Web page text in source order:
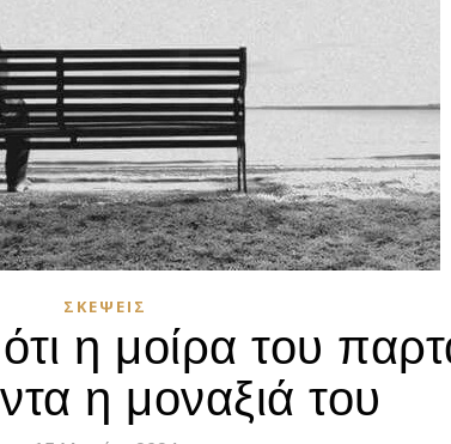
ΣΚΈΨΕΙΣ
η μοίρα του
η μοναξιά του